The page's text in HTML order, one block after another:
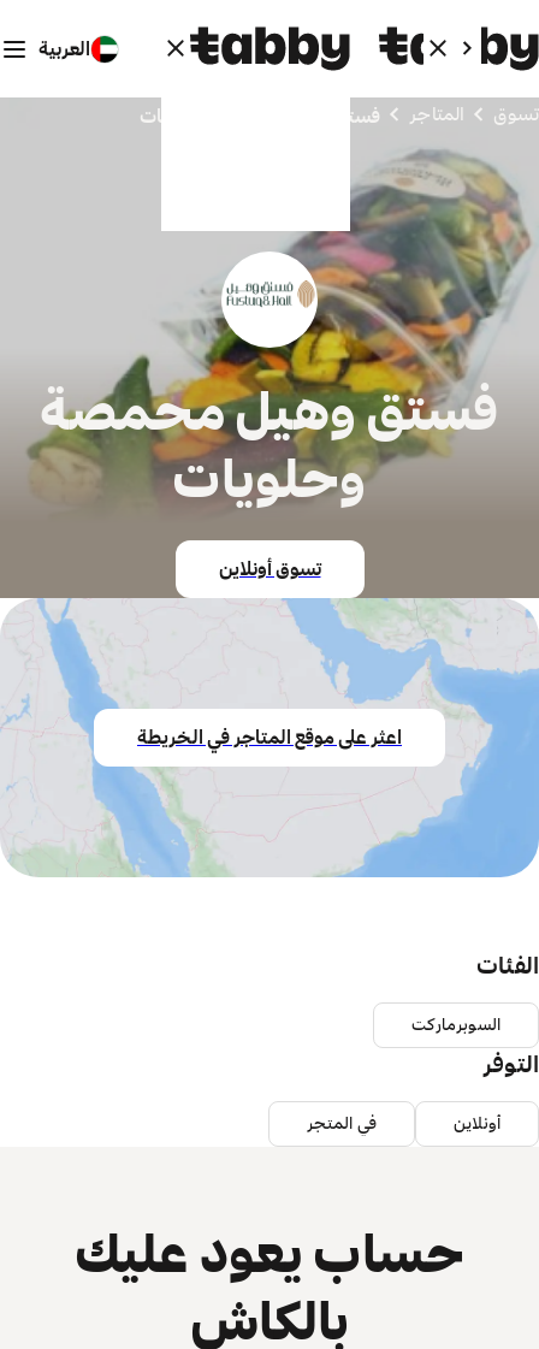
العربية
تسوق المتاجر فستق وهيل محمصة وحلويات
فستق وهيل محمصة
وحلويات
تسوق أونلاين
اعثر على موقع المتاجر في الخريطة
الفئات
السوبرماركت
التوفر
أونلاين في المتجر
حساب يعود عليك
بالكاش